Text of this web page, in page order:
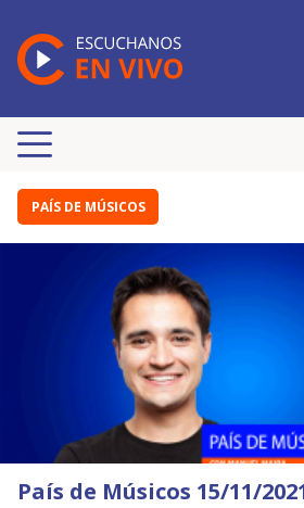
PAÍS DE MÚSICOS
País de Músicos 15/11/